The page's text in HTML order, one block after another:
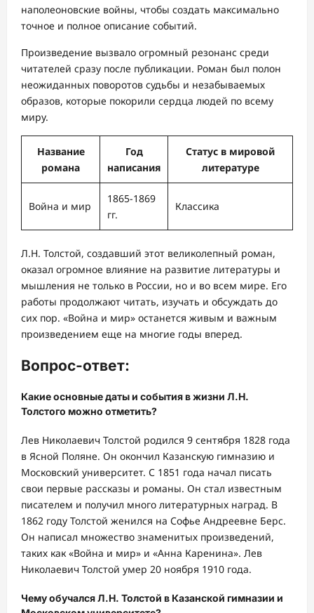
наполеоновские войны, чтобы создать максимально
точное и полное описание событий.
Произведение вызвало огромный резонанс среди
читателей сразу после публикации. Роман был полон
неожиданных поворотов судьбы и незабываемых
образов, которые покорили сердца людей по всему
миру.
Название
романа
Год
написания
Статус в мировой
литературе
Война и мир
1865-1869
гг.
Классика
Л.Н. Толстой, создавший этот великолепный роман,
оказал огромное влияние на развитие литературы и
мышления не только в России, но и во всем мире. Его
работы продолжают читать, изучать и обсуждать до
сих пор. «Война и мир» останется живым и важным
произведением еще на многие годы вперед.
Вопрос-ответ:
Какие основные даты и события в жизни Л.Н.
Толстого можно отметить?
Лев Николаевич Толстой родился 9 сентября 1828 года
в Ясной Поляне. Он окончил Казанскую гимназию и
Московский университет. С 1851 года начал писать
свои первые рассказы и романы. Он стал известным
писателем и получил много литературных наград. В
1862 году Толстой женился на Софье Андреевне Берс.
Он написал множество знаменитых произведений,
таких как «Война и мир» и «Анна Каренина». Лев
Николаевич Толстой умер 20 ноября 1910 года.
Чему обучался Л.Н. Толстой в Казанской гимназии и